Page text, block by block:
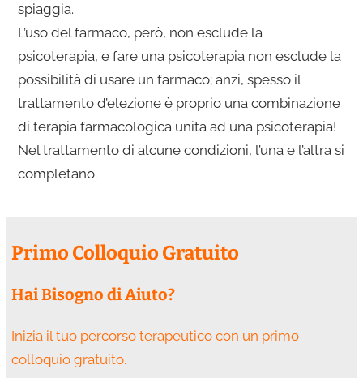
spiaggia.
L’uso del farmaco, però, non esclude la
psicoterapia, e fare una psicoterapia non esclude la
possibilità di usare un farmaco; anzi, spesso il
trattamento d’elezione è proprio una combinazione
di terapia farmacologica unita ad una psicoterapia!
Nel trattamento di alcune condizioni, l’una e l’altra si
completano.
Primo Colloquio Gratuito
Hai Bisogno di Aiuto?
Inizia il tuo percorso terapeutico con un primo
colloquio gratuito.